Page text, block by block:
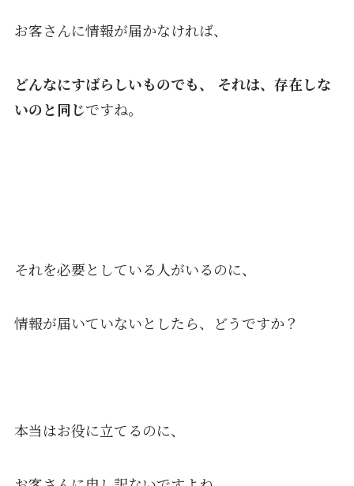
お客さんに情報が届かなければ、
どんなにすばらしいものでも、
それは、存在しな
いのと同じですね。
それを必要としている人がいるのに、
情報が届いていないとしたら、どうですか？
本当はお役に立てるのに、